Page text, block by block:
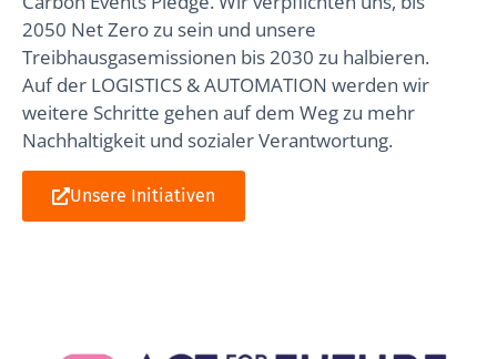
2050 Net Zero zu sein und unsere
Treibhausgasemissionen bis 2030 zu halbieren.
Auf der LOGISTICS & AUTOMATION werden wir
weitere Schritte gehen auf dem Weg zu mehr
Nachhaltigkeit und sozialer Verantwortung.
Unsere Initiativen